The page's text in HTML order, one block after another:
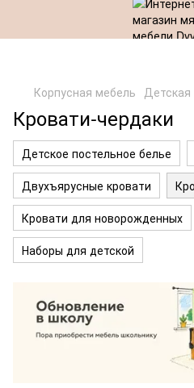
Корпусная мебель Детская
Кровати-чердаки
Детское постельное белье
Двухъярусные кровати
Кровати для новорожденных
Наборы для детской